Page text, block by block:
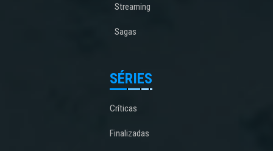
Streaming
Sagas
SÉRIES
Críticas
Finalizadas